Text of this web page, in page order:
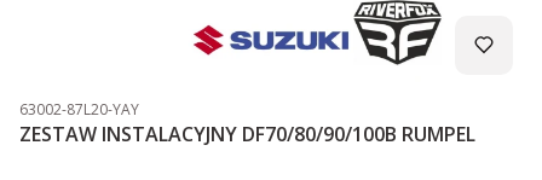
Kod produktu
63002-87L20-YAY
ZESTAW INSTALACYJNY DF70/80/90/100B RUMPEL